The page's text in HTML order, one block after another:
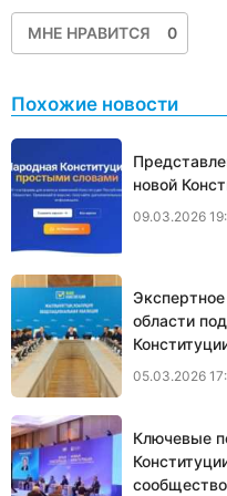
МНЕ НРАВИТСЯ 0
Похожие новости
новой
09.03.2026
области
05.03.2026
Ключевые
сообщество